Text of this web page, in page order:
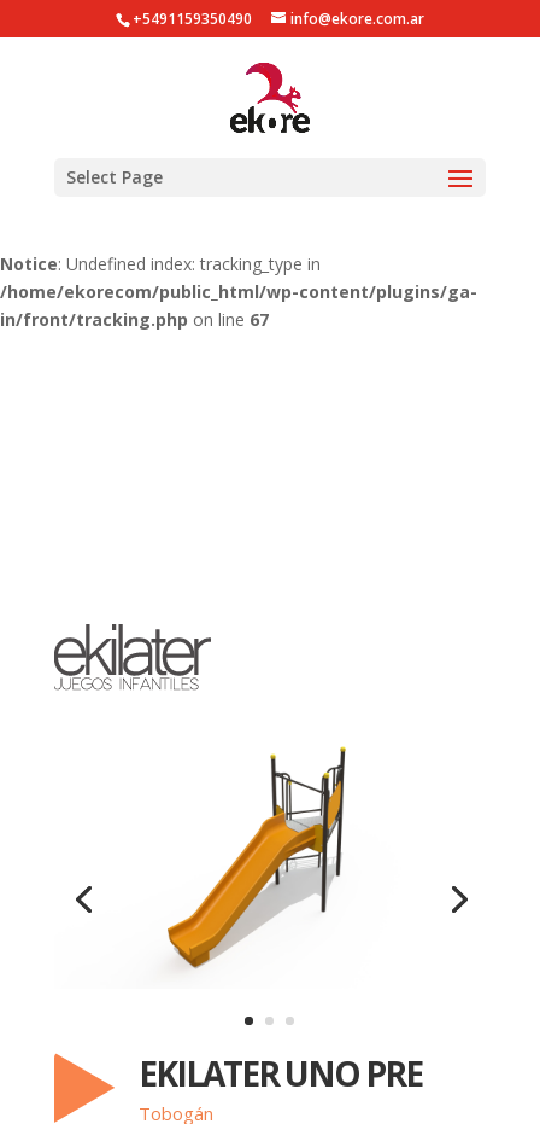
Notice: Undefined index: tracking_type in
/home/ekorecom/public_html/wp-content/plugins/ga-
/home/ekorecom/public_html/wp-content/plugins/ga-
Notice: Undefined index: tracking_type in
/home/ekorecom/public_html/wp-content/plugins/ga-
in/front/tracking.php on line 67
+5491159350490 info@ekore.com.ar
Select Page
EKILATER UNO PRE
Tobogán